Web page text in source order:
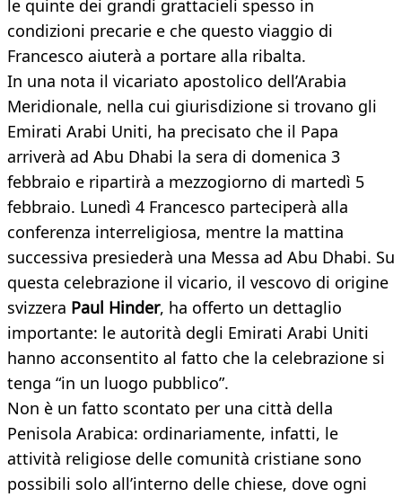
le quinte dei grandi grattacieli spesso in
condizioni precarie e che questo viaggio di
Francesco aiuterà a portare alla ribalta.
In una nota il vicariato apostolico dell’Arabia
Meridionale, nella cui giurisdizione si trovano gli
Emirati Arabi Uniti, ha precisato che il Papa
arriverà ad Abu Dhabi la sera di domenica 3
febbraio e ripartirà a mezzogiorno di martedì 5
febbraio. Lunedì 4 Francesco parteciperà alla
conferenza interreligiosa, mentre la mattina
successiva presiederà una Messa ad Abu Dhabi. Su
questa celebrazione il vicario, il vescovo di origine
svizzera Paul Hinder, ha offerto un dettaglio
importante: le autorità degli Emirati Arabi Uniti
hanno acconsentito al fatto che la celebrazione si
tenga “in un luogo pubblico”.
Non è un fatto scontato per una città della
Penisola Arabica: ordinariamente, infatti, le
attività religiose delle comunità cristiane sono
possibili solo all’interno delle chiese, dove ogni